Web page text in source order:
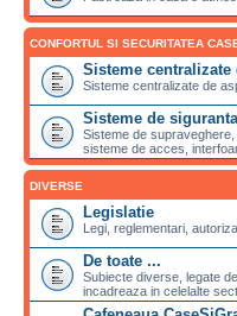
CONFORTUL SI SECURITATEA
Sisteme centralizate
Sisteme centralizate de
Sisteme de siguranta
Sisteme de
sisteme de acces,
DIVERSE
Legislatie
Legi, reglementari,
De toate ...
Subiecte diverse, legate
incadreaza in celelalte